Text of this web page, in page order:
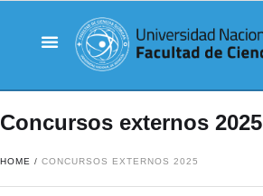
Concursos externos 2025
HOME / CONCURSOS EXTERNOS 2025